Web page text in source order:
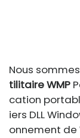
Nous
tilitaire WMP
cation
iers DLL
onnement de